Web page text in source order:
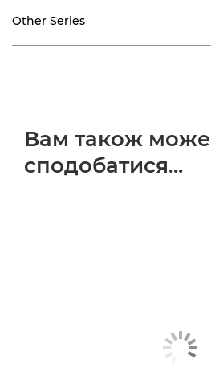
Other Series
Вам також може
сподобатися...